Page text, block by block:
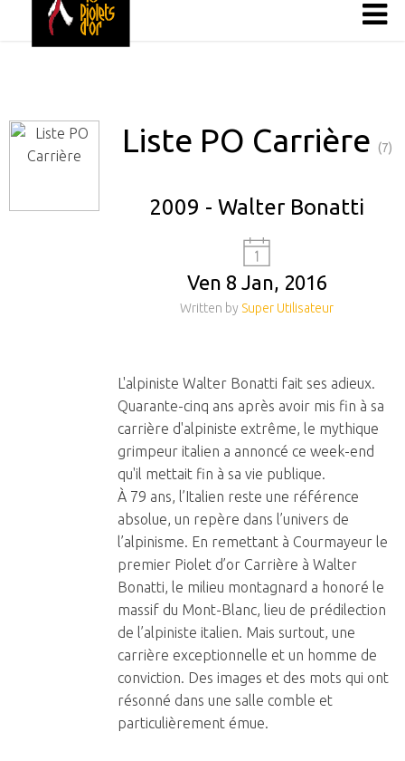
Liste PO Carrière (7)
2009 - Walter Bonatti
Ven 8 Jan, 2016
Written by Super Utilisateur
L'alpiniste Walter Bonatti fait ses adieux.
Quarante-cinq ans après avoir mis fin à sa
carrière d'alpiniste extrême, le mythique
grimpeur italien a annoncé ce week-end
qu'il mettait fin à sa vie publique.
À 79 ans, l’Italien reste une référence
absolue, un repère dans l’univers de
l’alpinisme. En remettant à Courmayeur le
premier Piolet d’or Carrière à Walter
Bonatti, le milieu montagnard a honoré le
massif du Mont-Blanc, lieu de prédilection
de l’alpiniste italien. Mais surtout, une
carrière exceptionnelle et un homme de
conviction. Des images et des mots qui ont
résonné dans une salle comble et
particulièrement émue.